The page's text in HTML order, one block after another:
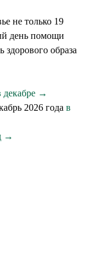
не только 19
день помощи
образа
декабре →
2026 года в
→